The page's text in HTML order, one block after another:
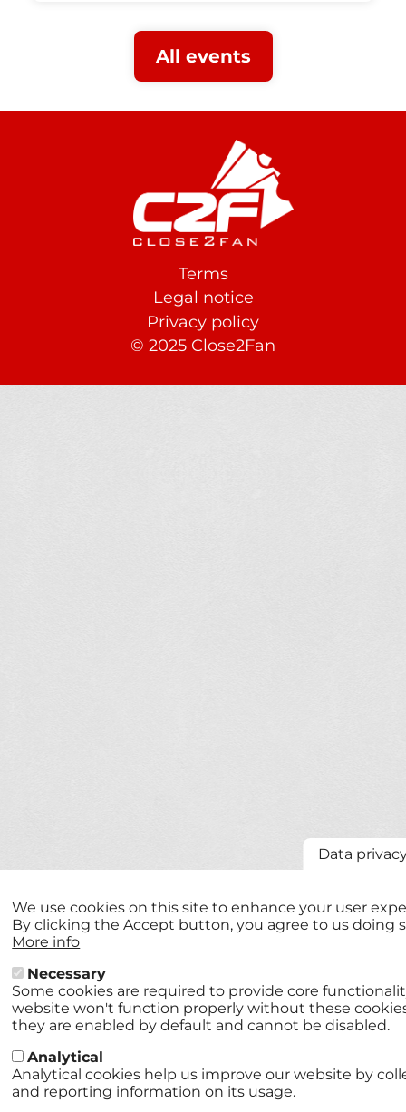
All events
Terms
Legal notice
Privacy policy
© 2025 Close2Fan
Data
We use cookies on this site to enhance your user
By clicking the Accept button, you agree to us doing
More info
Necessary
Some cookies are required to provide core
website won't function properly without these
they are enabled by default and cannot be disabled.
Analytical
Analytical cookies help us improve our website by
and reporting information on its usage.